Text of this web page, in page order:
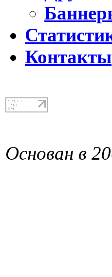
Контакты
Основан в